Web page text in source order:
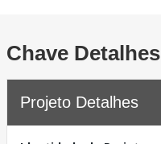
Chave Detalhes
Projeto Detalhes